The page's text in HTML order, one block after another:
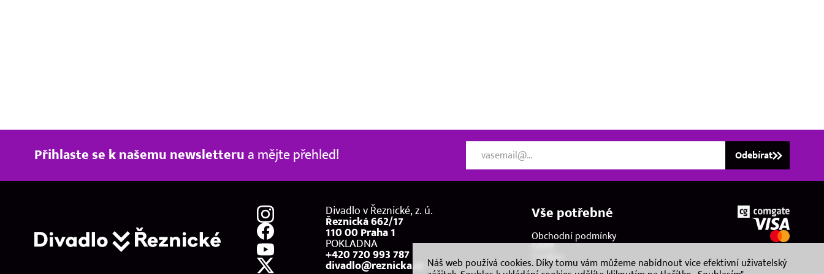
Přihlaste se k našemu newsletterua mějte přehled! Odebírat
Divadlo v Řeznické, z. ú.
Řeznická 662/17
110 00 Praha 1
POKLADNA
+420 720 993 787
divadlo@reznicka.cz
Vše potřebné
Obchodní podmínky
GDPR
Cookies
Náš web používá cookies. Díky tomu vám můžeme nabídnout více efektivní uživatelský